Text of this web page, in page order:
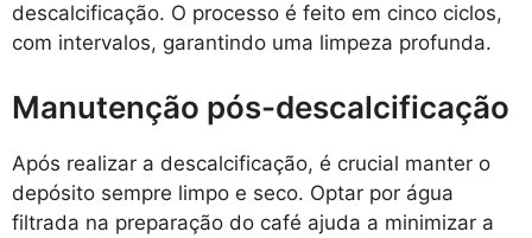
descalcificação. O processo é feito em cinco ciclos,
com intervalos, garantindo uma limpeza profunda.
Manutenção pós-descalcificação
Após realizar a descalcificação, é crucial manter o
depósito sempre limpo e seco. Optar por água
filtrada na preparação do café ajuda a minimizar a